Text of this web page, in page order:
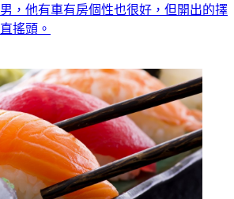
，他有車有房個性也很好，但開出的擇
搖頭。